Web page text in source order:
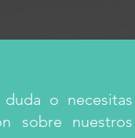
duda o necesitas
sobre nuestros